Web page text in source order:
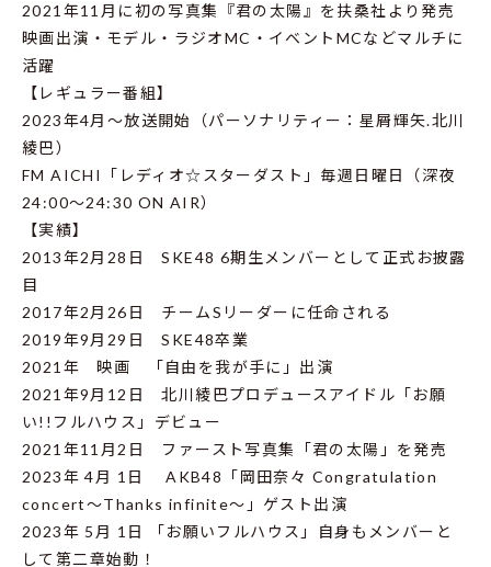
2021年11月に初の写真集『君の太陽』を扶桑社より発売
映画出演・モデル・ラジオMC・イベントMCなどマルチに
活躍
【レギュラー番組】
2023年4月～放送開始（パーソナリティー：星屑輝矢.北川
綾巴）
FM AICHI「レディオ☆スターダスト」毎週日曜日（深夜
24:00～24:30 ON AIR）
【実績】
2013年2月28日 SKE48 6期生メンバーとして正式お披露
目
2017年2月26日 チームSリーダーに任命される
2019年9月29日 SKE48卒業
2021年 映画 「自由を我が手に」出演
2021年9月12日 北川綾巴プロデュースアイドル「お願
い!!フルハウス」デビュー
2021年11月2日 ファースト写真集「君の太陽」を発売
2023年 4月 1日 AKB48「岡田奈々 Congratulation
concert～Thanks infinite～」ゲスト出演
2023年 5月 1日 「お願いフルハウス」自身もメンバーと
して第二章始動！